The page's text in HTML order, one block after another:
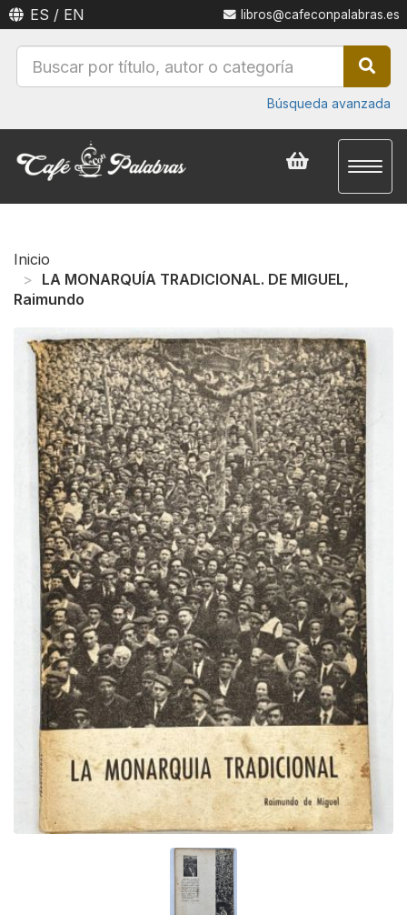
ES / EN libros@cafeconpalabras.es
Búsqueda avanzada
Inicio
LA MONARQUÍA TRADICIONAL. DE MIGUEL,
Raimundo